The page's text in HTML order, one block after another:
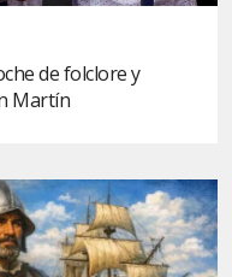
de folclore y
Martín